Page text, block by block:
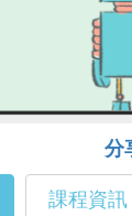
分
課程資訊